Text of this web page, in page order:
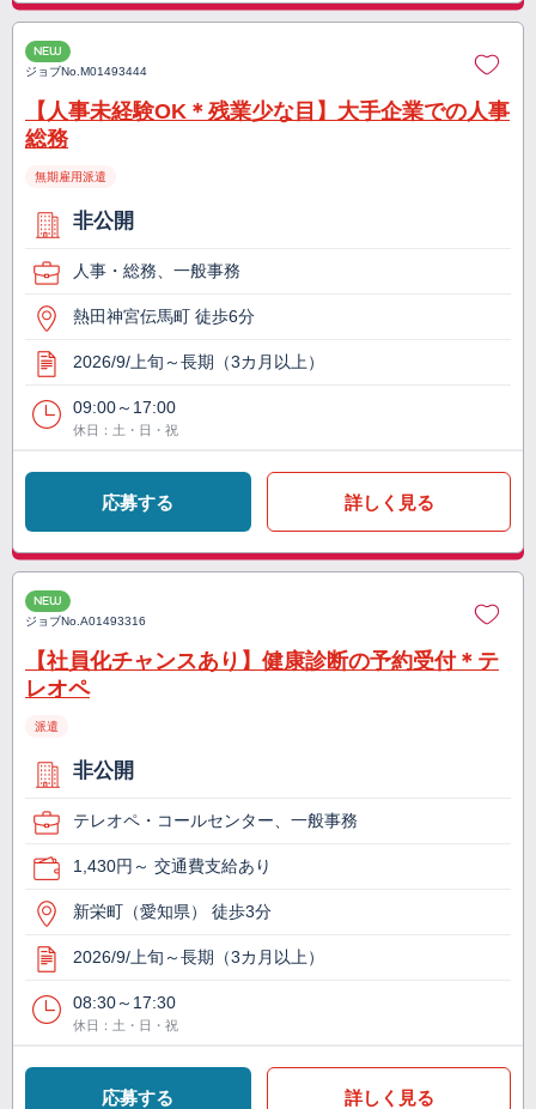
NEW
ジョブNo.M01493444
【人事未経験OK＊残業少な目】大手企業での人事
総務
無期雇用派遣
非公開
人事・総務、一般事務
熱田神宮伝馬町 徒歩6分
2026/9/上旬～長期（3カ月以上）
09:00～17:00
休日：土・日・祝
応募する 詳しく見る
NEW
ジョブNo.A01493316
【社員化チャンスあり】健康診断の予約受付＊テ
レオペ
派遣
非公開
テレオペ・コールセンター、一般事務
1,430円～ 交通費支給あり
新栄町（愛知県） 徒歩3分
2026/9/上旬～長期（3カ月以上）
08:30～17:30
休日：土・日・祝
応募する 詳しく見る